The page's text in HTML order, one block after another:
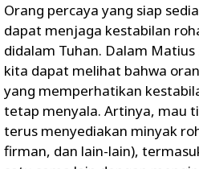
Orang percaya yang siap
dapat menjaga kestabilan
didalam Tuhan. Dalam
kita dapat melihat bahwa
yang memperhatikan
tetap menyala. Artinya, mau
terus menyediakan minyak
firman, dan lain-lain),